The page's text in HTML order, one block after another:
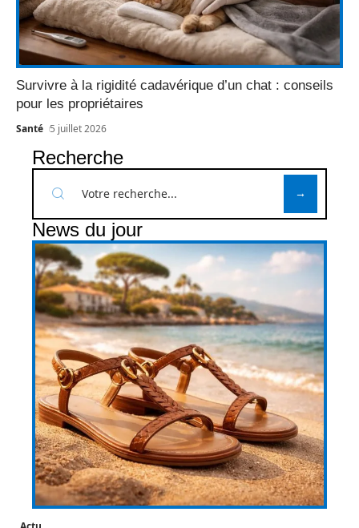
Survivre à la rigidité cadavérique d’un chat : conseils
pour les propriétaires
Santé 5 juillet 2026
Recherche
News du jour